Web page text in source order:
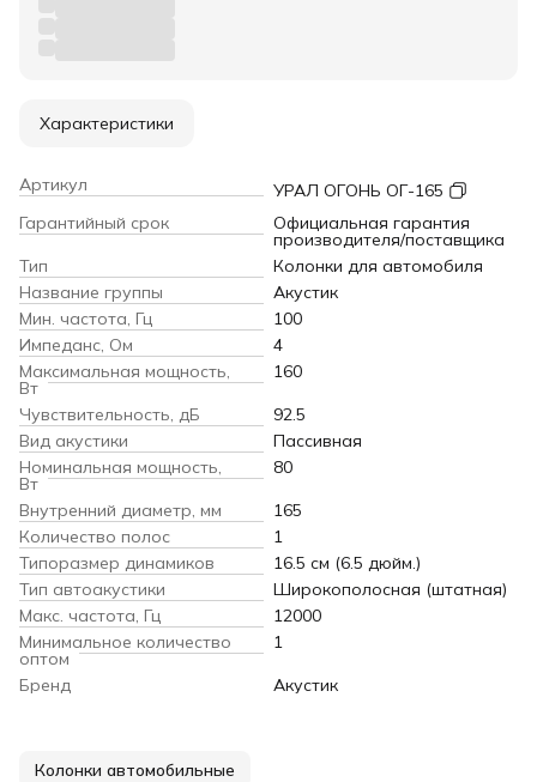
Характеристики
Артикул
УРАЛ ОГОНЬ ОГ-165
Гарантийный срок
Официальная гарантия
производителя/поставщика
Тип
Колонки для автомобиля
Название группы
Акустик
Мин. частота, Гц
100
Импеданс, Ом
4
Максимальная мощность,
Вт
160
Чувствительность, дБ
92.5
Вид акустики
Пассивная
Номинальная мощность,
Вт
80
Внутренний диаметр, мм
165
Количество полос
1
Типоразмер динамиков
16.5 см (6.5 дюйм.)
Тип автоакустики
Широкополосная (штатная)
Макс. частота, Гц
12000
Минимальное количество
оптом
1
Бренд
Акустик
Колонки автомобильные